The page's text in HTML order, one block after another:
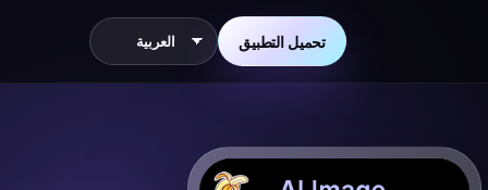
تحميل التطبيق